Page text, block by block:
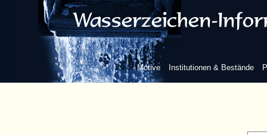
Motive Institutionen & Bestände
sieben